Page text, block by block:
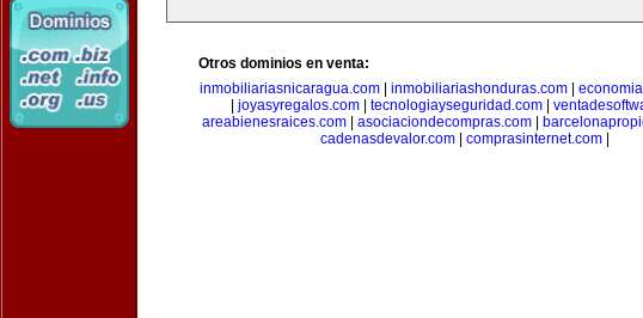
Otros dominios en venta:
inmobiliariasnicaragua.com| inmobiliariashonduras.com|
joyasyregalos.com tecnologiayseguridad.com
areabienesraices.com| asociaciondecompras.com|
cadenasdevalor.com
comprasinternet.com